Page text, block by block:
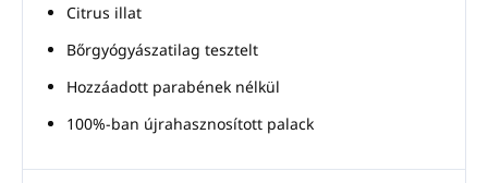
Citrus illat
Bőrgyógyászatilag tesztelt
Hozzáadott parabének nélkül
100%-ban újrahasznosított palack